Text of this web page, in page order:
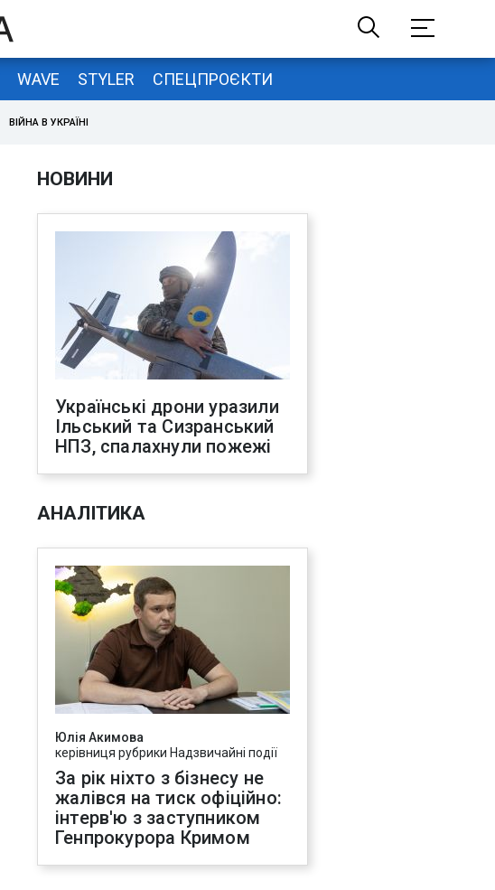
WAVE STYLER СПЕЦПРОЄКТИ
ВІЙНА В УКРАЇНІ
НОВИНИ
Українські дрони уразили
Ільський та Сизранський
НПЗ, спалахнули пожежі
АНАЛІТИКА
Юлія Акимова
керівниця рубрики Надзвичайні події
За рік ніхто з бізнесу не
жалівся на тиск офіційно:
інтерв'ю з заступником
Генпрокурора Кримом